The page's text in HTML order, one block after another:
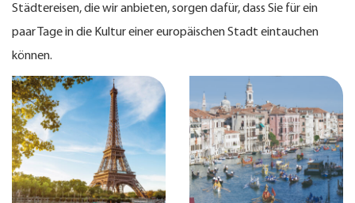
Städtereisen, die wir anbieten, sorgen dafür, dass Sie für ein
paar Tage in die Kultur einer europäischen Stadt eintauchen
können.